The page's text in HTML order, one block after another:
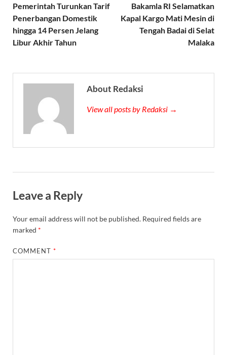
Pemerintah Turunkan Tarif
Penerbangan Domestik
hingga 14 Persen Jelang
Libur Akhir Tahun
Bakamla RI Selamatkan
Kapal Kargo Mati Mesin di
Tengah Badai di Selat
Malaka
About Redaksi
View all posts by Redaksi →
Leave a Reply
Your email address will not be published. Required fields are
marked *
COMMENT*